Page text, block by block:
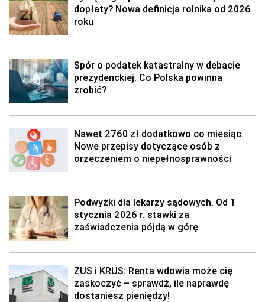
dopłaty? Nowa definicja rolnika od 2026
roku
Spór o podatek katastralny w debacie
prezydenckiej. Co Polska powinna
zrobić?
Nawet 2760 zł dodatkowo co miesiąc.
Nowe przepisy dotyczące osób z
orzeczeniem o niepełnosprawności
Podwyżki dla lekarzy sądowych. Od 1
stycznia 2026 r. stawki za
zaświadczenia pójdą w górę
ZUS i KRUS: Renta wdowia może cię
zaskoczyć – sprawdź, ile naprawdę
dostaniesz pieniędzy!